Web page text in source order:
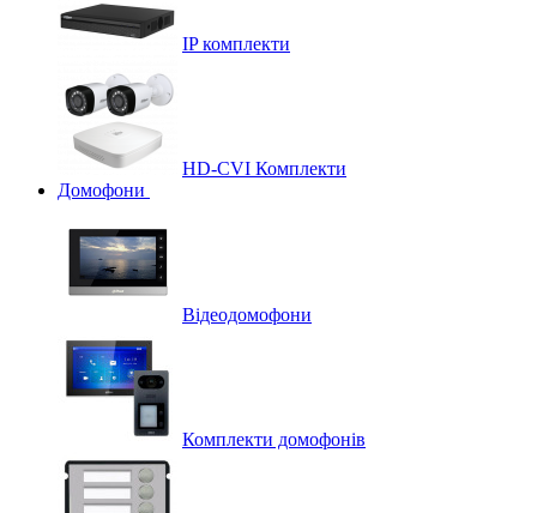
IP комплекти
HD-CVI Комплекти
Домофони
Відеодомофони
Комплекти домофонів